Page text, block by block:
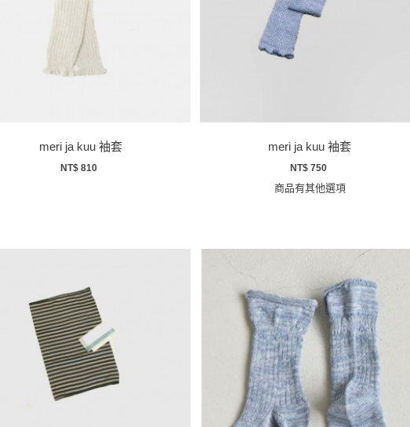
meri ja kuu 袖套
NT$ 810
meri ja kuu 袖套
NT$ 750
商品有其他選項